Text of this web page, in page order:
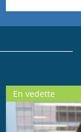
En vedette